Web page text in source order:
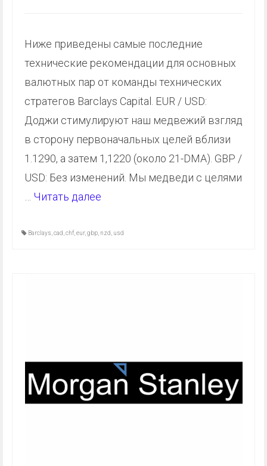
Ниже приведены самые последние
технические рекомендации для основных
валютных пар от команды технических
стратегов Barclays Capital. EUR / USD:
Доджи стимулируют наш медвежий взгляд
в сторону первоначальных целей вблизи
1.1290, а затем 1,1220 (около 21-DMA). GBP /
USD: Без изменений. Мы медведи с целями
Читать далее
Barclays cad chf eur, gbp nzd usd